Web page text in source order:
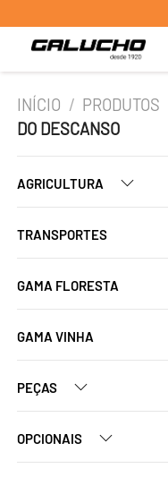
INÍCIO / PRODUTOS
DO DESCANSO
AGRICULTURA
TRANSPORTES
GAMA FLORESTA
GAMA VINHA
PEÇAS
OPCIONAIS